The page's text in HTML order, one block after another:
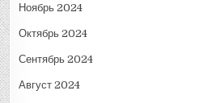
Ноябрь 2024
Октябрь 2024
Сентябрь 2024
Август 2024